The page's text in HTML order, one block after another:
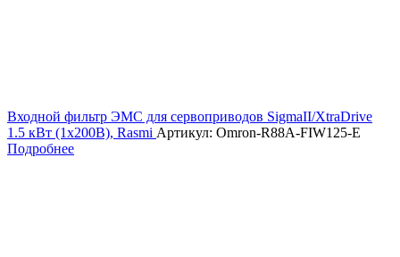
Входной фильтр ЭМС для сервоприводов SigmaII/XtraDrive
1.5 кВт (1х200В), Rasmi Артикул: Omron-R88A-FIW125-E
Подробнее